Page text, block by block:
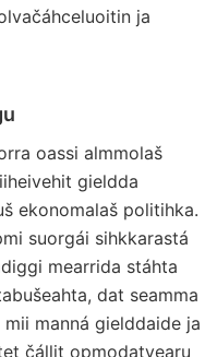
ja
oassi almmolaš
gieldda
ekonomalaš politihka.
suorgái sihkkarastá
mearrida stáhta
dat seamma
manná gielddaide ja
čállit opmodatvearu